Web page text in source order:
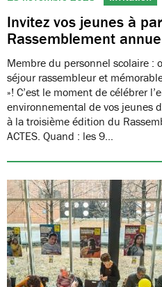
Invitez vos jeunes à
Rassemblement
Membre du personnel scolaire :
séjour rassembleur et
»! C’est le moment de célébrer
environnemental de vos jeunes
à la troisième édition du
ACTES. Quand : les 9…